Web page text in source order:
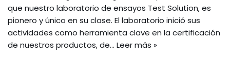
que nuestro laboratorio de ensayos Test Solution, es
pionero y único en su clase. El laboratorio inició sus
actividades como herramienta clave en la certificación
de nuestros productos, de… Leer más »